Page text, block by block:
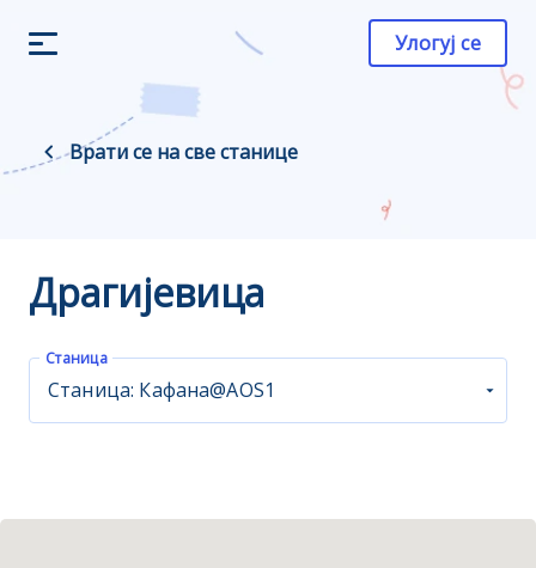
Улогуј се
Врати се на све станице
Драгијевица
Станица
Станица: Кафана@AOS1